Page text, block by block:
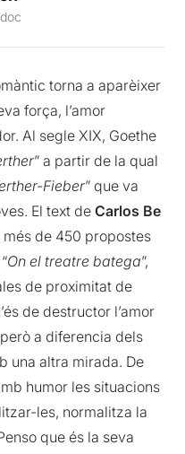
torna a aparèixer
força, l’amor
Al segle XIX, Goethe
” a partir de la qual
Fieber” que va
El text deCarlos Be
de 450 propostes
On el treatre batega”,
de proximitat de
de destructor l’amor
a diferencia dels
una altra mirada. De
humor les situacions
les, normalitza la
que és la seva